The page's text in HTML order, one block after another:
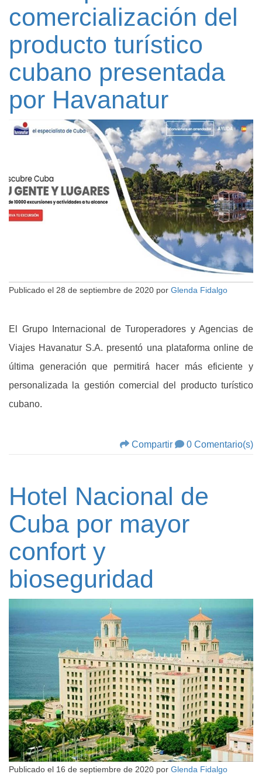
comercialización del
producto turístico
cubano presentada
por Havanatur
Publicado el 28 de septiembre de 2020 por Glenda Fidalgo
El Grupo Internacional de Turoperadores y Agencias de
Viajes Havanatur S.A. presentó una plataforma online de
última generación que permitirá hacer más eficiente y
personalizada la gestión comercial del producto turístico
cubano.
Compartir 0 Comentario(s)
Hotel Nacional de
Cuba por mayor
confort y
bioseguridad
Publicado el 16 de septiembre de 2020 por Glenda Fidalgo